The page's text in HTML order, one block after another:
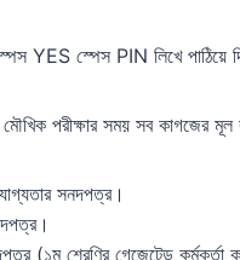
YES স্পেস PIN লিখে পাঠিয়ে
পরীক্ষার সময় সব কাগজের
সনদপত্র।
(১ম শ্রেণির গেজেটেড কর্মকর্তা